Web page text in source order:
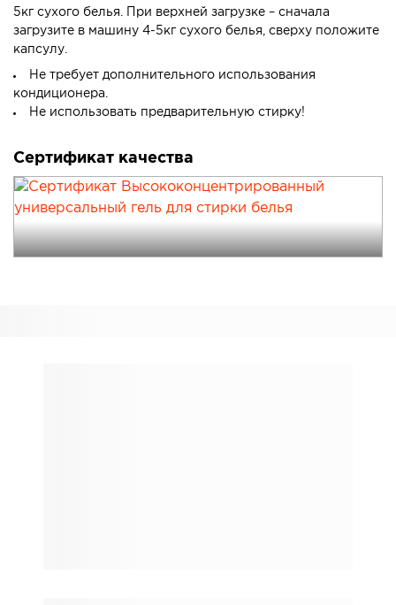
5кг сухого белья. При верхней загрузке – сначала
загрузите в машину 4-5кг сухого белья, сверху положите
капсулу.
Не требует дополнительного использования
кондиционера.
Не использовать предварительную стирку!
Сертификат качества